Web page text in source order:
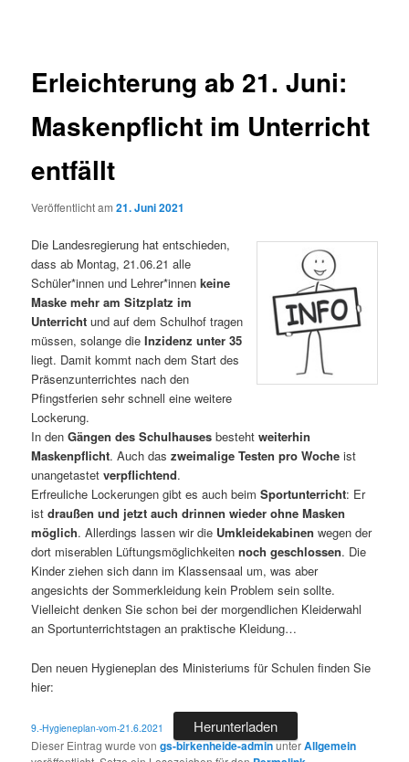
Erleichterung ab 21. Juni:
Maskenpflicht im Unterricht
entfällt
Veröffentlicht am21. Juni 2021
Die Landesregierung hat entschieden,
dass ab Montag, 21.06.21 alle
Schüler*innen und Lehrer*innenkeine
Maske mehr am Sitzplatz im
Unterricht und auf dem Schulhof tragen
müssen, solange dieInzidenz unter 35
liegt. Damit kommt nach dem Start des
Präsenzunterrichtes nach den
Pfingstferien sehr schnell eine weitere
Lockerung.
In denGängen des Schulhauses bestehtweiterhin
Maskenpflicht. Auch daszweimalige Testen pro Woche ist
unangetastetverpflichtend.
Erfreuliche Lockerungen gibt es auch beimSportunterricht: Er
istdraußen und jetzt auch drinnen wieder ohne Masken
möglich. Allerdings lassen wir die Umkleidekabinen wegen der
dort miserablen Lüftungsmöglichkeitennoch geschlossen. Die
Kinder ziehen sich dann im Klassensaal um, was aber
angesichts der Sommerkleidung kein Problem sein sollte.
Vielleicht denken Sie schon bei der morgendlichen Kleiderwahl
an Sportunterrichtstagen an praktische Kleidung…
Den neuen Hygieneplan des Ministeriums für Schulen finden Sie
hier:
9.-Hygieneplan-vom-21.6.2021 Herunterladen
Dieser Eintrag wurde vongs-birkenheide-adminunterAllgemein